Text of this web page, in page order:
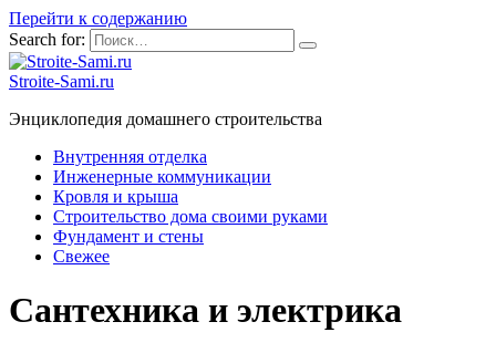
Перейти к содержанию
Search for:
Stroite-Sami.ru
Энциклопедия домашнего строительства
Внутренняя отделка
Инженерные коммуникации
Кровля и крыша
Строительство дома своими руками
Фундамент и стены
Свежее
Сантехника и электрика